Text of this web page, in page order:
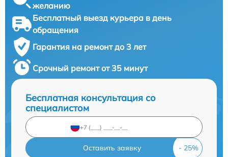
желанию
Бесплатный выезд курьера в день
обращения
Гарантия на ремонт до 3 лет
Срочный ремонт от 35 минут
Бесплатная консультация со
специалистом
Оставить заявку